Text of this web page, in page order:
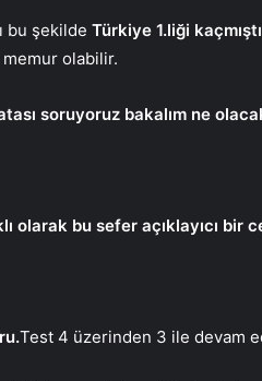
bu şekilde Türkiye 1.liği
olabilir.
soruyoruz bakalım ne
olarak bu sefer açıklayıcı bir
Test 4 üzerinden 3 ile devam